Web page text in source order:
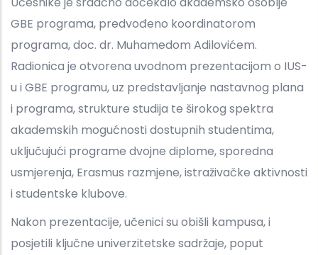
GBE programa, predvođeno koordinatorom
programa, doc. dr. Muhamedom Adilovićem.
Radionica je otvorena uvodnom prezentacijom o IUS-
u i GBE programu, uz predstavljanje nastavnog plana
i programa, strukture studija te širokog spektra
akademskih mogućnosti dostupnih studentima,
uključujući programe dvojne diplome, sporedna
usmjerenja, Erasmus razmjene, istraživačke aktivnosti
i studentske klubove.
Nakon prezentacije, učenici su obišli kampusa, i
posjetili ključne univerzitetske sadržaje, poput